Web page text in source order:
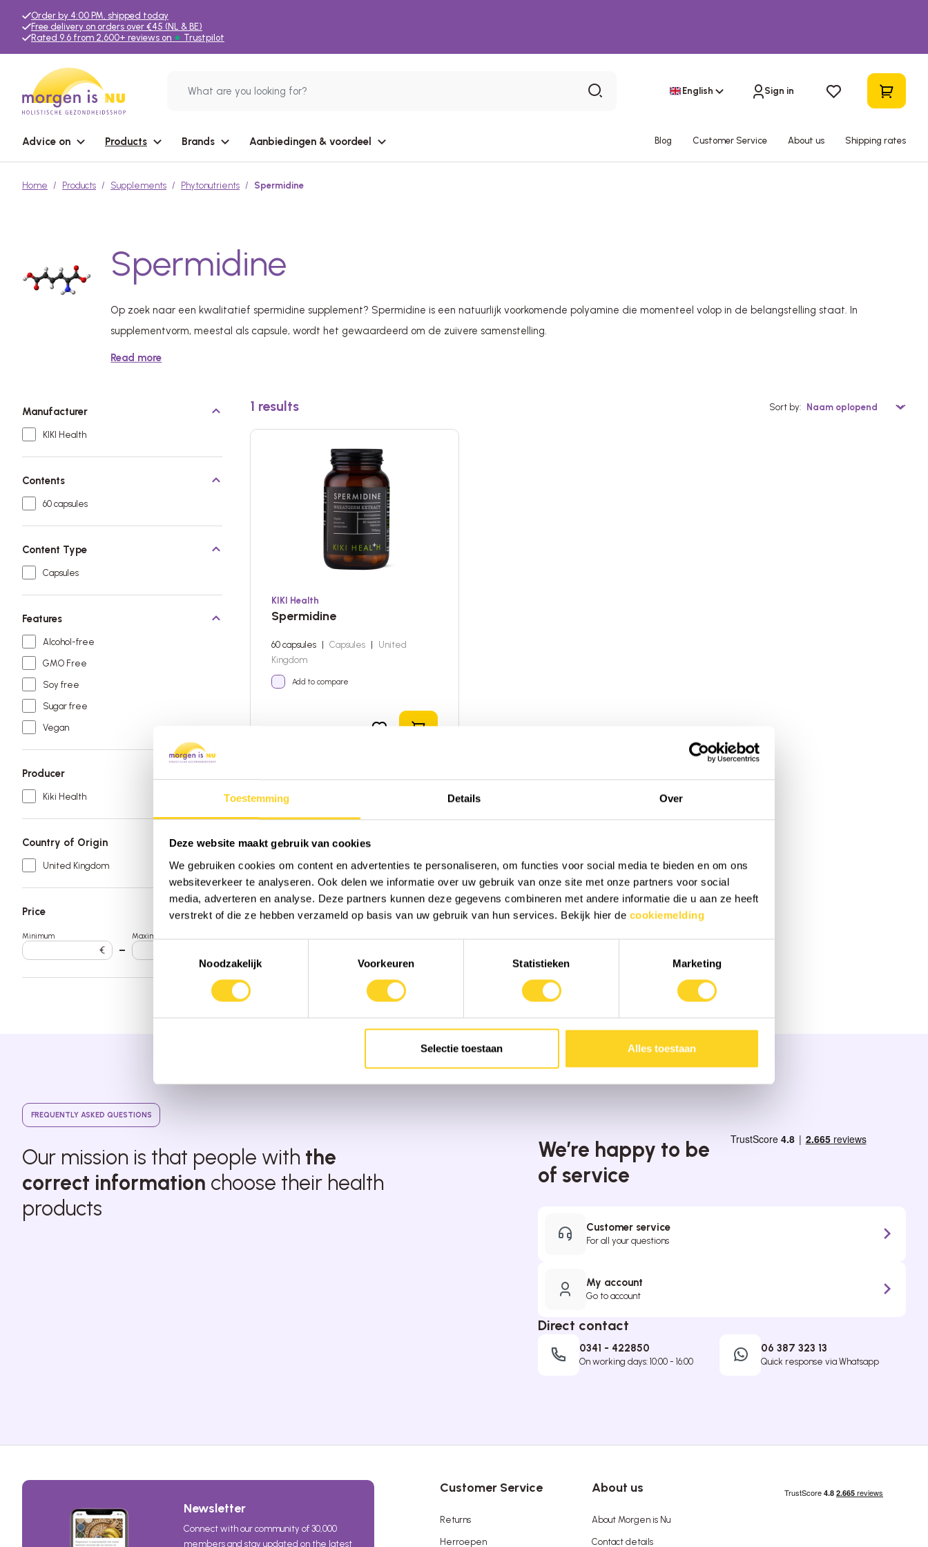
Toestemming Details Over
Deze website maakt gebruik van cookies
We gebruiken cookies om content en advertenties te personaliseren, om functies voor social media te bieden en om ons
websiteverkeer te analyseren. Ook delen we informatie over uw gebruik van onze site met onze partners voor social
media, adverteren en analyse. Deze partners kunnen deze gegevens combineren met andere informatie die u aan ze heeft
verstrekt of die ze hebben verzameld op basis van uw gebruik van hun services. Bekijk hier de cookiemelding
Noodzakelijk
Voorkeuren Statistieken Marketing
Selectie toestaan Alles toestaan
Order by 4:00 PM, shipped today
Free delivery on orders over €45 (NL & BE)
Rated 9.6 from 2,600+ reviews on ★ Trustpilot
English Sign in
Advice on Products Brands Aanbiedingen & voordeel Blog Customer Service About us Shipping rates
Home Products Supplements Phytonutrients Spermidine
Spermidine
Op zoek naar een kwalitatief spermidine supplement? Spermidine is een natuurlijk voorkomende polyamine die momenteel volop in de belangstelling staat. In
supplementvorm, meestal als capsule, wordt het gewaardeerd om de zuivere samenstelling.
Read more
Manufacturer
KIKI Health
Contents
60 capsules
Content Type
Capsules
Features
Alcohol-free
GMO Free
Soy free
Sugar free
Vegan
Producer
Kiki Health
Country of Origin
United Kingdom
Price
Minimum
€ –
Maximum
1 results Sort by
KIKI Health
Spermidine
60 capsules Capsules
United
Kingdom
Add to compare
FREQUENTLY ASKED QUESTIONS
Our mission is that people with the
correct information choose their health
products
We’re happy to be
of service
Customer service
For all your questions
My account
Go to account
Direct contact
0341 - 422850
On working days: 10:00 - 16:00
06 387 323 13
Quick response via Whatsapp
Newsletter
Connect with our community of 30,000
members and stay updated on the latest
Customer Service
Returns
Herroepen
About us
About Morgen is Nu
Contact details